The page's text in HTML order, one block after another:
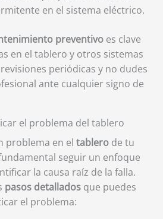
en el sistema eléctrico.
preventivo es clave
en el tablero y otros sistemas
periódicas y no dudes
ante cualquier signo de
el problema del tablero
problema en el tablero de tu
seguir un enfoque
la causa raíz de la falla.
pasos detallados que puedes
el problema: